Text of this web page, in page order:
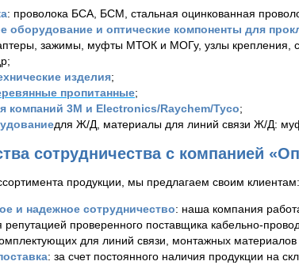
: проволока БСА, БСМ, стальная оцинкованная
оборудование и оптические компоненты для
зажимы, муфты МТОК и МОГу, узлы крепления,
изделия;
пропитанные;
компаний 3М и Electronics/Raychem/Tyco;
для Ж/Д, материалы для линий связи Ж/Д:
сотрудничества с компанией
продукции, мы предлагаем своим клиентам:
и надежное сотрудничество: наша компания
репутацией проверенного поставщика кабельно-
для линий связи, монтажных
: за счет постоянного наличия продукции на